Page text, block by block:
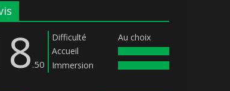
.50
Difficulté
Au choix
Accueil
Immersion